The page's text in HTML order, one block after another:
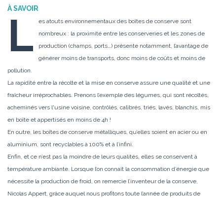
À SAVOIR
L
es atouts environnementaux des boîtes de conserve sont
nombreux : la proximité entre les conserveries et les zones de
production (champs, ports…) présente notamment, l’avantage de
générer moins de transports, donc moins de coûts et moins de
pollution.
La rapidité entre la récolte et la mise en conserve assure une qualité et une
fraîcheur irréprochables. Prenons l’exemple des légumes, qui sont récoltés,
acheminés vers l'usine voisine, contrôlés, calibrés, triés, lavés, blanchis, mis
en boîte et appertisés en moins de 4h !
En outre, les boîtes de conserve métalliques, qu’elles soient en acier ou en
aluminium, sont recyclables à 100% et à l’infini.
Enfin, et ce n’est pas la moindre de leurs qualités, elles se conservent à
température ambiante. Lorsque l’on connaît la consommation d’énergie que
nécessite la production de froid, on remercie l’inventeur de la conserve,
Nicolas Appert, grâce auquel nous profitons toute l’année de produits de